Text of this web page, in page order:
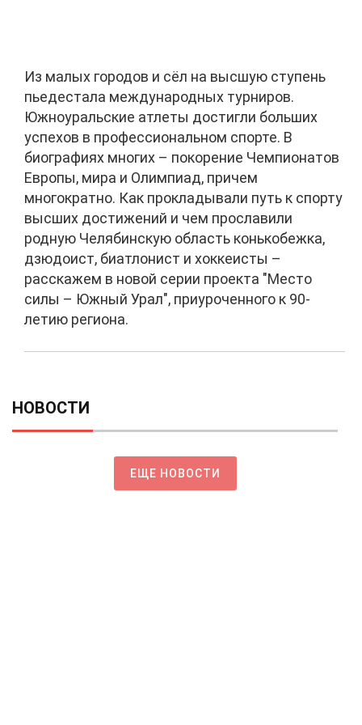
Из малых городов и сёл на высшую ступень
пьедестала международных турниров.
Южноуральские атлеты достигли больших
успехов в профессиональном спорте. В
биографиях многих – покорение Чемпионатов
Европы, мира и Олимпиад, причем
многократно. Как прокладывали путь к спорту
высших достижений и чем прославили
родную Челябинскую область конькобежка,
дзюдоист, биатлонист и хоккеисты –
расскажем в новой серии проекта "Место
силы – Южный Урал", приуроченного к 90-
летию региона.
НОВОСТИ
ЕЩЕ НОВОСТИ